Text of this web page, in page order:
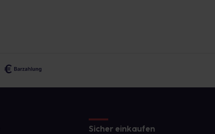
Sicher einkaufen